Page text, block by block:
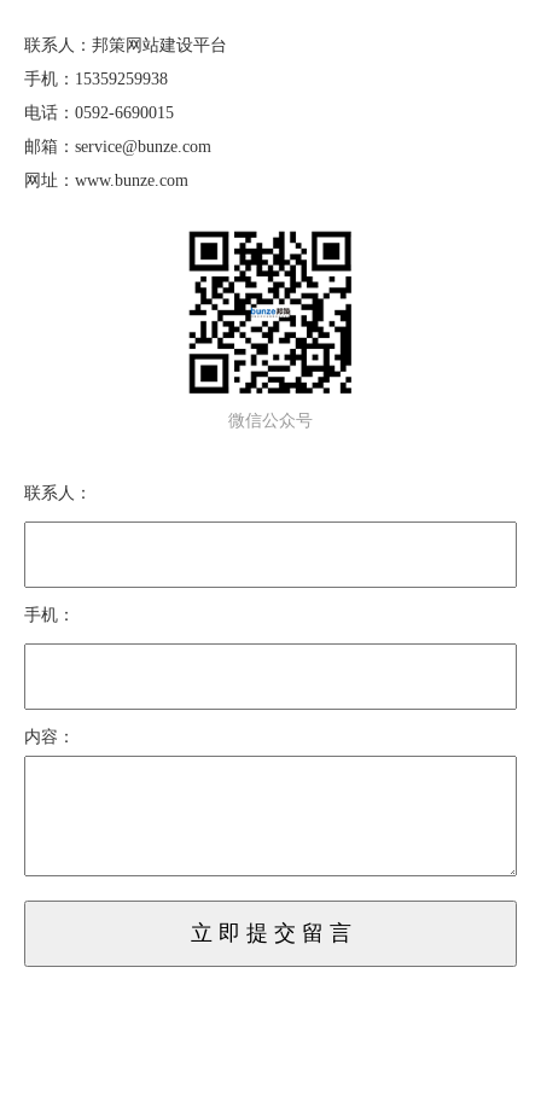
联系人：邦策网站建设平台
手机：15359259938
电话：0592-6690015
邮箱：service@bunze.com
网址：www.bunze.com
微信公众号
联系人：
手机：
内容：
立 即 提 交 留 言